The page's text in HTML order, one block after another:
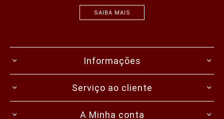
SAIBA MAIS
Informações
Serviço ao cliente
A Minha conta